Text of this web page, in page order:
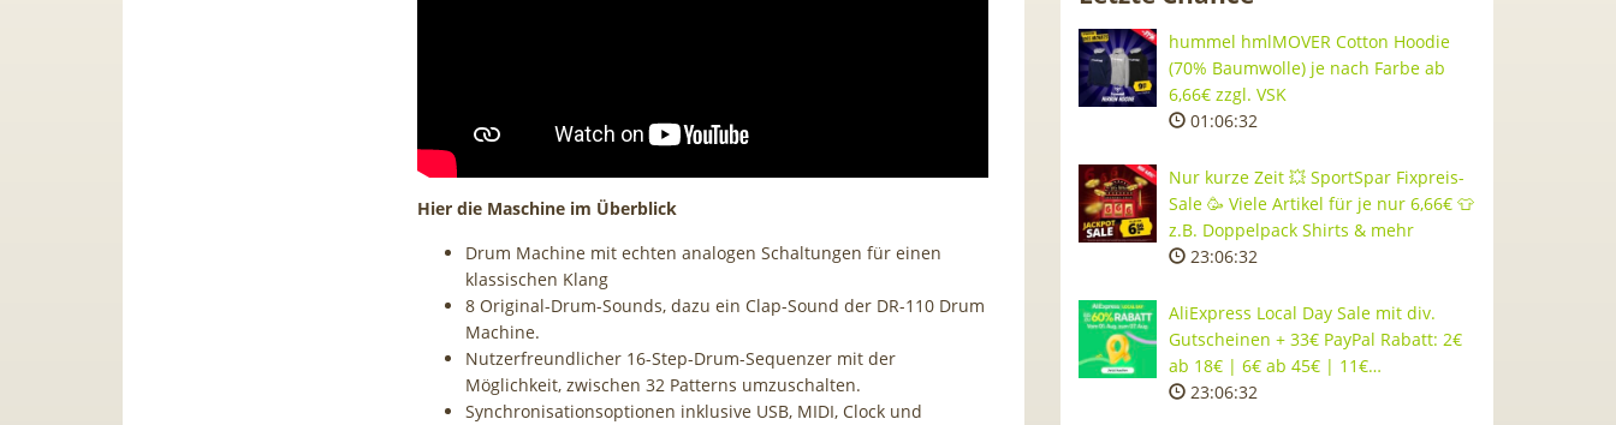
Hier die Maschine im Überblick
Drum Machine mit echten analogen Schaltungen für einen
klassischen Klang
8 Original-Drum-Sounds, dazu ein Clap-Sound der DR-110 Drum
Machine.
Nutzerfreundlicher 16-Step-Drum-Sequenzer mit der
Möglichkeit, zwischen 32 Patterns umzuschalten.
Synchronisationsoptionen inklusive USB, MIDI, Clock und
hummel hmlMOVER Cotton Hoodie
(70% Baumwolle) je nach Farbe ab
6,66€ zzgl. VSK
01:06:31
Nur kurze Zeit 💥 SportSpar Fixpreis-
Sale 🥳 Viele Artikel für je nur 6,66€ 👕
z.B. Doppelpack Shirts & mehr
23:06:31
AliExpress Local Day Sale mit div.
Gutscheinen + 33€ PayPal Rabatt: 2€
ab 18€ | 6€ ab 45€ | 11€…
23:06:31